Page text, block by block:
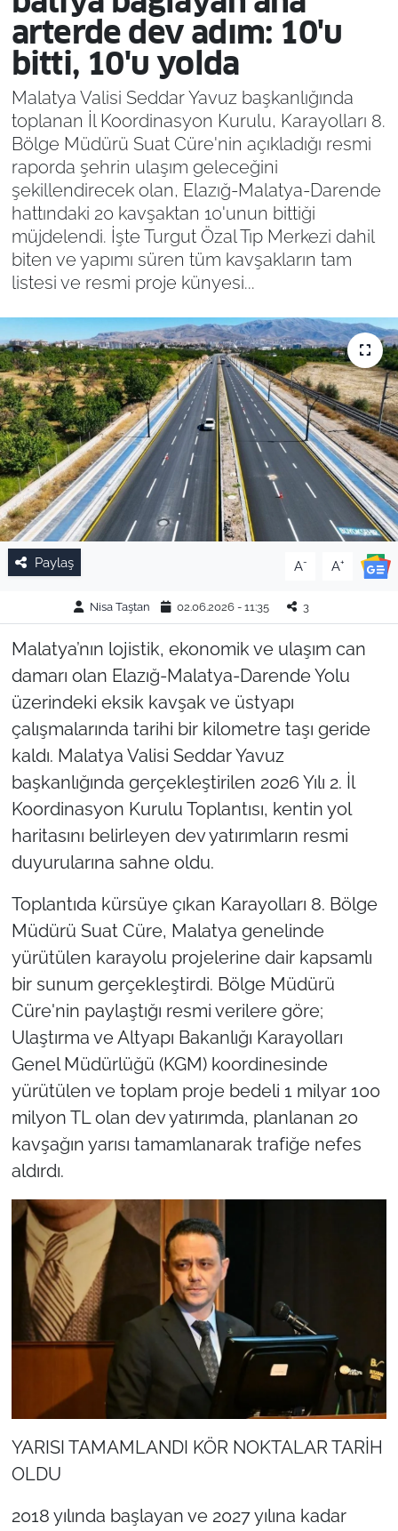
arterde dev adım: 10'u
bitti, 10'u yolda
Malatya Valisi Seddar Yavuz başkanlığında
toplanan İl Koordinasyon Kurulu, Karayolları 8.
Bölge Müdürü Suat Cüre'nin açıkladığı resmi
raporda şehrin ulaşım geleceğini
şekillendirecek olan, Elazığ-Malatya-Darende
hattındaki 20 kavşaktan 10'unun bittiği
müjdelendi. İşte Turgut Özal Tıp Merkezi dahil
biten ve yapımı süren tüm kavşakların tam
listesi ve resmi proje künyesi...
Paylaş A- A+
Nisa Taştan 02.06.2026 - 11:35 3
Malatya’nın lojistik, ekonomik ve ulaşım can
damarı olan Elazığ-Malatya-Darende Yolu
üzerindeki eksik kavşak ve üstyapı
çalışmalarında tarihi bir kilometre taşı geride
kaldı. Malatya Valisi Seddar Yavuz
başkanlığında gerçekleştirilen 2026 Yılı 2. İl
Koordinasyon Kurulu Toplantısı, kentin yol
haritasını belirleyen dev yatırımların resmi
duyurularına sahne oldu.
Toplantıda kürsüye çıkan Karayolları 8. Bölge
Müdürü Suat Cüre, Malatya genelinde
yürütülen karayolu projelerine dair kapsamlı
bir sunum gerçekleştirdi. Bölge Müdürü
Cüre'nin paylaştığı resmi verilere göre;
Ulaştırma ve Altyapı Bakanlığı Karayolları
Genel Müdürlüğü (KGM) koordinesinde
yürütülen ve toplam proje bedeli 1 milyar 100
milyon TL olan dev yatırımda, planlanan 20
kavşağın yarısı tamamlanarak trafiğe nefes
aldırdı.
YARISI TAMAMLANDI KÖR NOKTALAR TARİH
OLDU
2018 yılında başlayan ve 2027 yılına kadar